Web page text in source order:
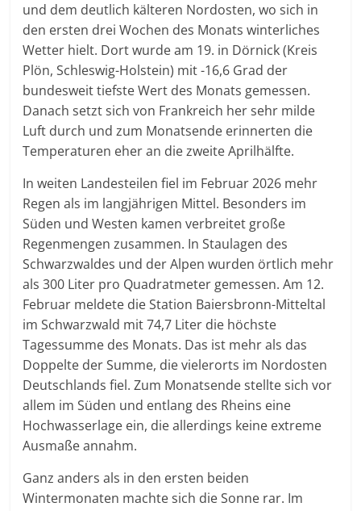
und dem deutlich kälteren Nordosten, wo sich in
den ersten drei Wochen des Monats winterliches
Wetter hielt. Dort wurde am 19. in Dörnick (Kreis
Plön, Schleswig-Holstein) mit -16,6 Grad der
bundesweit tiefste Wert des Monats gemessen.
Danach setzt sich von Frankreich her sehr milde
Luft durch und zum Monatsende erinnerten die
Temperaturen eher an die zweite Aprilhälfte.
In weiten Landesteilen fiel im Februar 2026 mehr
Regen als im langjährigen Mittel. Besonders im
Süden und Westen kamen verbreitet große
Regenmengen zusammen. In Staulagen des
Schwarzwaldes und der Alpen wurden örtlich mehr
als 300 Liter pro Quadratmeter gemessen. Am 12.
Februar meldete die Station Baiersbronn-Mitteltal
im Schwarzwald mit 74,7 Liter die höchste
Tagessumme des Monats. Das ist mehr als das
Doppelte der Summe, die vielerorts im Nordosten
Deutschlands fiel. Zum Monatsende stellte sich vor
allem im Süden und entlang des Rheins eine
Hochwasserlage ein, die allerdings keine extreme
Ausmaße annahm.
Ganz anders als in den ersten beiden
Wintermonaten machte sich die Sonne rar. Im